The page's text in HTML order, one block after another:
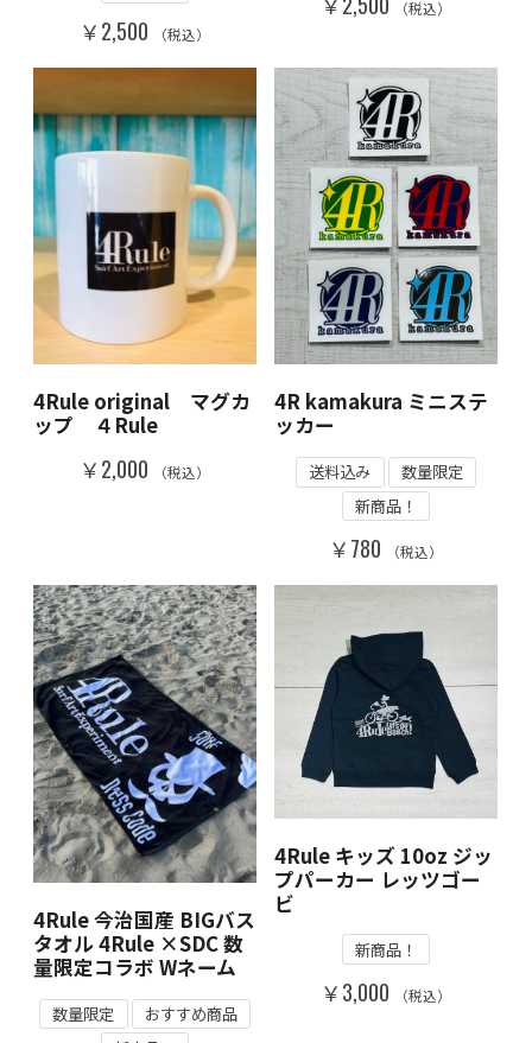
￥2,500 （税込）
（税込）
4Rule original マグカ
ップ ４Rule
￥2,000 （税込）
4R kamakura ミニステ
ッカー
送料込み
数量限定
新商品！
￥780 （税込）
4Rule 今治国産 BIGバス
タオル 4Rule ×SDC 数
量限定コラボ Wネーム
数量限定
おすすめ商品
4Rule キッズ 10oz ジッ
プパーカー レッツゴー
ビ
新商品！
￥3,000 （税込）